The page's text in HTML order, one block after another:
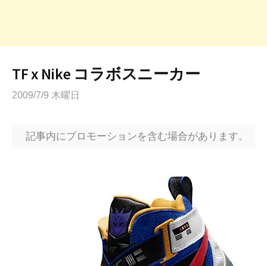
TF x Nike コラボスニーカー
2009/7/9 木曜日
記事内にプロモーションを含む場合があります。